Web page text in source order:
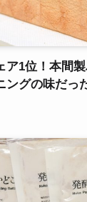
ア1位！本間
グの味だっ